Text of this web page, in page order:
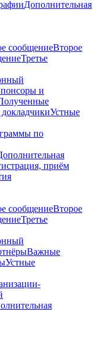
Дополнительная
сообщениеВторое
Третье
и
Устные
по
приём
сообщениеВторое
Третье
Важные
Устные